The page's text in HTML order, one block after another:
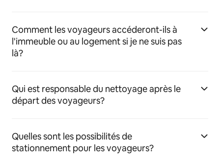
Comment les voyageurs accéderont-ils à
l'immeuble ou au logement si je ne suis pas
là?
Qui est responsable du nettoyage après le
départ des voyageurs?
Quelles sont les possibilités de
stationnement pour les voyageurs?